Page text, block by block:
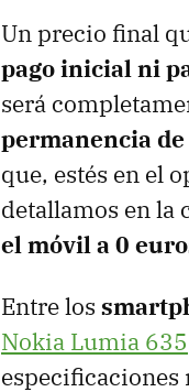
Un precio final
pago inicial ni
será
permanencia de
que, estés en el
detallamos en la
el móvil a 0
Entre los
Nokia Lumia 635
especificaciones